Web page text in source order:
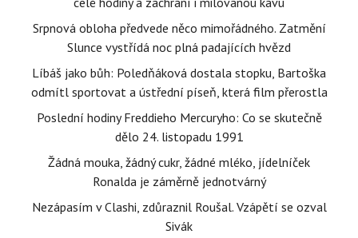
Srpnová obloha předvede něco mimořádného. Zatmění
Slunce vystřídá noc plná padajících hvězd
Líbáš jako bůh: Poledňáková dostala stopku, Bartoška
odmítl sportovat a ústřední píseň, která film přerostla
Poslední hodiny Freddieho Mercuryho: Co se skutečně
dělo 24. listopadu 1991
Žádná mouka, žádný cukr, žádné mléko, jídelníček
Ronalda je záměrně jednotvárný
Nezápasím v Clashi, zdůraznil Roušal. Vzápětí se ozval
Sivák